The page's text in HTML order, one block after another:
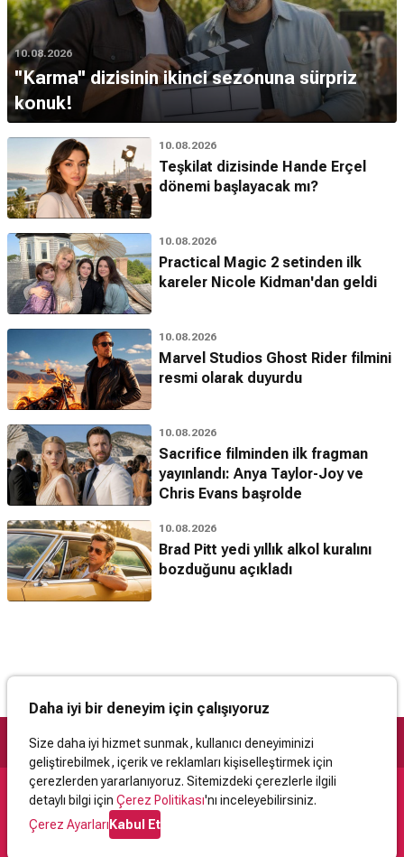
10.08.2026
''Karma'' dizisinin ikinci sezonuna sürpriz
konuk!
10.08.2026
Teşkilat dizisinde Hande Erçel
dönemi başlayacak mı?
10.08.2026
Practical Magic 2 setinden ilk
kareler Nicole Kidman'dan geldi
10.08.2026
Marvel Studios Ghost Rider filmini
resmi olarak duyurdu
10.08.2026
Sacrifice filminden ilk fragman
yayınlandı: Anya Taylor-Joy ve
Chris Evans başrolde
10.08.2026
Brad Pitt yedi yıllık alkol kuralını
bozduğunu açıkladı
Daha iyi bir deneyim için çalışıyoruz
Size daha iyi hizmet sunmak, kullanıcı deneyiminizi
geliştirebilmek, içerik ve reklamları kişiselleştirmek için
çerezlerden yararlanıyoruz. Sitemizdeki çerezlerle ilgili
detaylı bilgi için Çerez Politikası'nı inceleyebilirsiniz.
Çerez AyarlarıKabul Et
Destek
İletişimYardımKullanıcı Sözleşmesi